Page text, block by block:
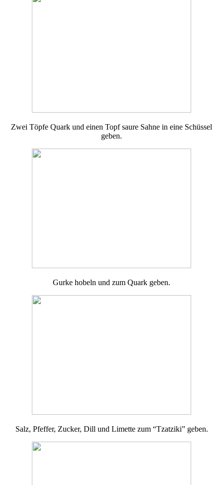
Zwei Töpfe Quark und einen Topf saure Sahne in eine Schüssel
geben.
Gurke hobeln und zum Quark geben.
Salz, Pfeffer, Zucker, Dill und Limette zum “Tzatziki” geben.